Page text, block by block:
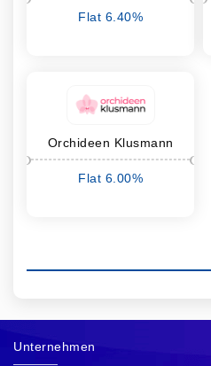
Flat 6.40%
Orchideen Klusmann
Flat 6.00%
Unternehmen